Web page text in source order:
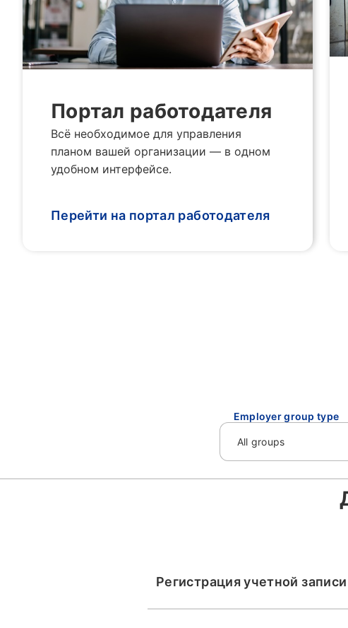
Портал работодателя
Всё необходимое для управления
планом вашей организации — в одном
удобном интерфейсе.
Перейти на портал работодателя
Employer group type
Регистрация учетной